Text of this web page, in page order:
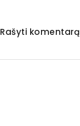
Rašyti komentarą